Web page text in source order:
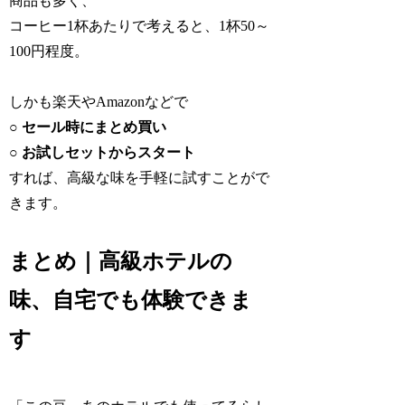
コーヒー1杯あたりで考えると、1杯50～
100円程度。
しかも楽天やAmazonなどで
○ セール時にまとめ買い
○ お試しセットからスタート
すれば、高級な味を手軽に試すことがで
きます。
まとめ｜高級ホテルの
味、自宅でも体験できま
す